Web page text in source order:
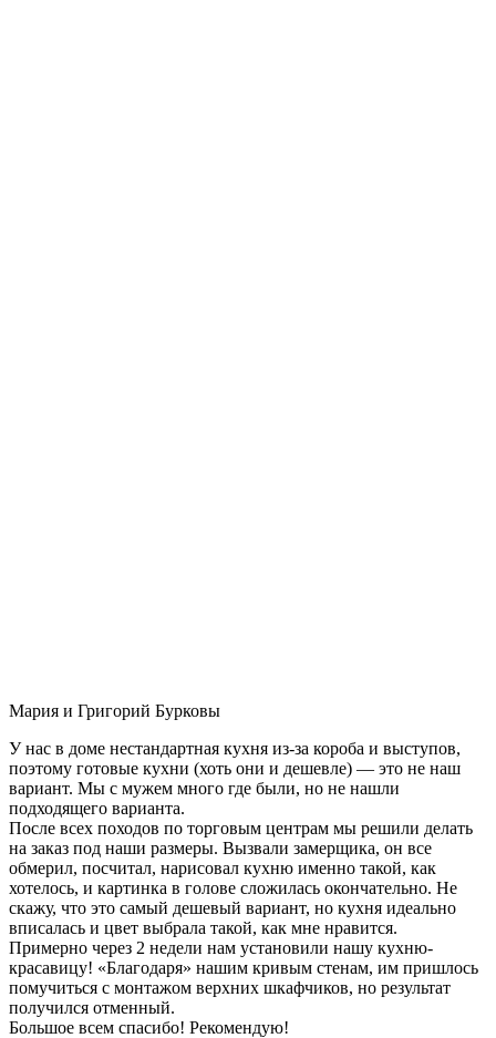
Мария и Григорий Бурковы
У нас в доме нестандартная кухня из-за короба и выступов,
поэтому готовые кухни (хоть они и дешевле) — это не наш
вариант. Мы с мужем много где были, но не нашли
подходящего варианта.
После всех походов по торговым центрам мы решили делать
на заказ под наши размеры. Вызвали замерщика, он все
обмерил, посчитал, нарисовал кухню именно такой, как
хотелось, и картинка в голове сложилась окончательно. Не
скажу, что это самый дешевый вариант, но кухня идеально
вписалась и цвет выбрала такой, как мне нравится.
Примерно через 2 недели нам установили нашу кухню-
красавицу! «Благодаря» нашим кривым стенам, им пришлось
помучиться с монтажом верхних шкафчиков, но результат
получился отменный.
Большое всем спасибо! Рекомендую!